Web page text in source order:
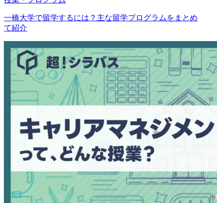
一橋大学で留学するには？主な留学プログラムをまとめ
て紹介